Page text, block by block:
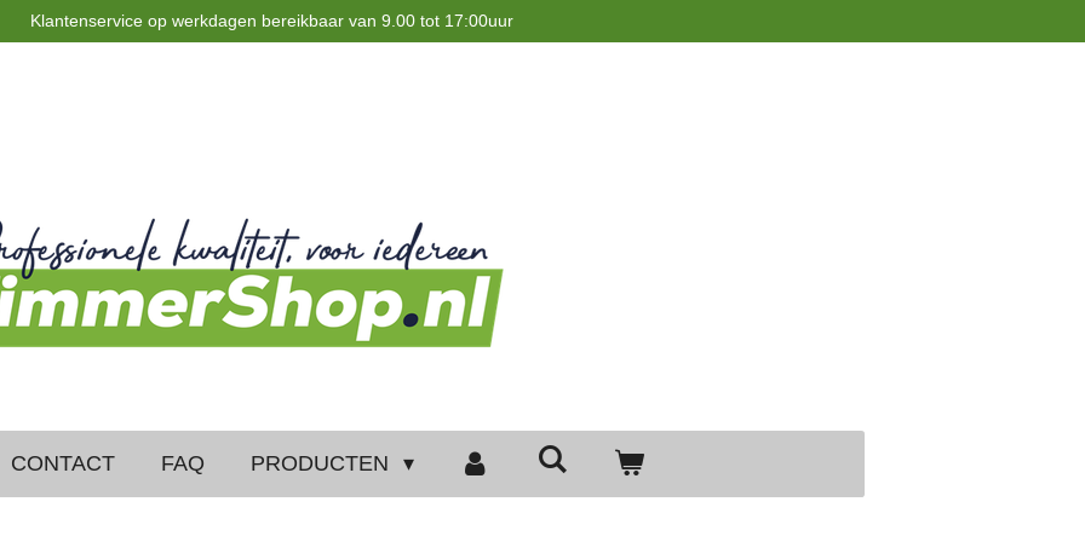
Klantenservice op werkdagen bereikbaar van 9.00 tot 17:00uur
CONTACT FAQ PRODUCTEN